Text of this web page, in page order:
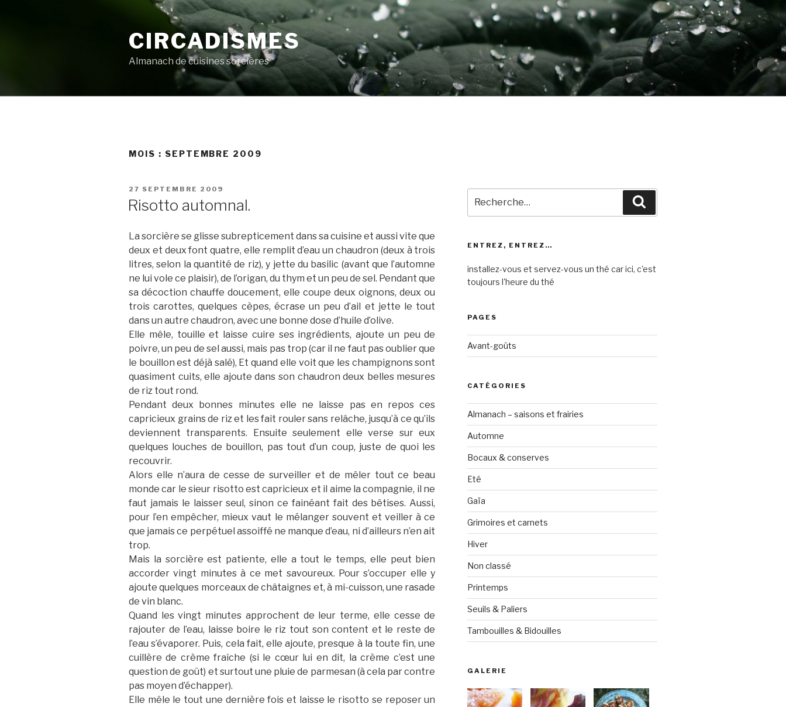
CIRCADISMES
Almanach de cuisines sorcières
MOIS : SEPTEMBRE 2009
PUBLIÉ
27 SEPTEMBRE 2009
Risotto automnal.
La sorcière se glisse subrepticement dans sa cuisine et aussi vite que
deux et deux font quatre, elle remplit d’eau un chaudron (deux à trois
litres, selon la quantité de riz), y jette du basilic (avant que l’automne
ne lui vole ce plaisir), de l’origan, du thym et un peu de sel. Pendant que
sa décoction chauffe doucement, elle coupe deux oignons, deux ou
trois carottes, quelques cèpes, écrase un peu d’ail et jette le tout
dans un autre chaudron, avec une bonne dose d’huile d’olive.
Elle mêle, touille et laisse cuire ses ingrédients, ajoute un peu de
poivre, un peu de sel aussi, mais pas trop (car il ne faut pas oublier que
le bouillon est déjà salé), Et quand elle voit que les champignons sont
quasiment cuits, elle ajoute dans son chaudron deux belles mesures
de riz tout rond.
Pendant deux bonnes minutes elle ne laisse pas en repos ces
capricieux grains de riz et les fait rouler sans relâche, jusqu’à ce qu’ils
deviennent transparents. Ensuite seulement elle verse sur eux
quelques louches de bouillon, pas tout d’un coup, juste de quoi les
recouvrir.
Alors elle n’aura de cesse de surveiller et de mêler tout ce beau
monde car le sieur risotto est capricieux et il aime la compagnie, il ne
faut jamais le laisser seul, sinon ce fainéant fait des bêtises. Aussi,
pour l’en empêcher, mieux vaut le mélanger souvent et veiller à ce
que jamais ce perpétuel assoiffé ne manque d’eau, ni d’ailleurs n’en ait
trop.
Mais la sorcière est patiente, elle a tout le temps, elle peut bien
accorder vingt minutes à ce met savoureux. Pour s’occuper elle y
ajoute quelques morceaux de châtaignes et, à mi-cuisson, une rasade
de vin blanc.
Quand les vingt minutes approchent de leur terme, elle cesse de
rajouter de l’eau, laisse boire le riz tout son content et le reste de
l’eau s’évaporer. Puis, cela fait, elle ajoute, presque à la toute fin, une
cuillère de crème fraîche (si le cœur lui en dit, la crème c’est une
question de goût) et surtout une pluie de parmesan (à cela par contre
pas moyen d’échapper).
Elle mêle le tout une dernière fois et laisse le risotto se reposer un
pour
:
ENTREZ, ENTREZ…
installez-vous et servez-vous un thé car ici, c'est
toujours l'heure du thé
PAGES
Avant-goûts
CATÉGORIES
Almanach – saisons et frairies
Automne
Bocaux & conserves
Eté
Gaïa
Grimoires et carnets
Hiver
Non classé
Printemps
Seuils & Paliers
Tambouilles & Bidouilles
GALERIE